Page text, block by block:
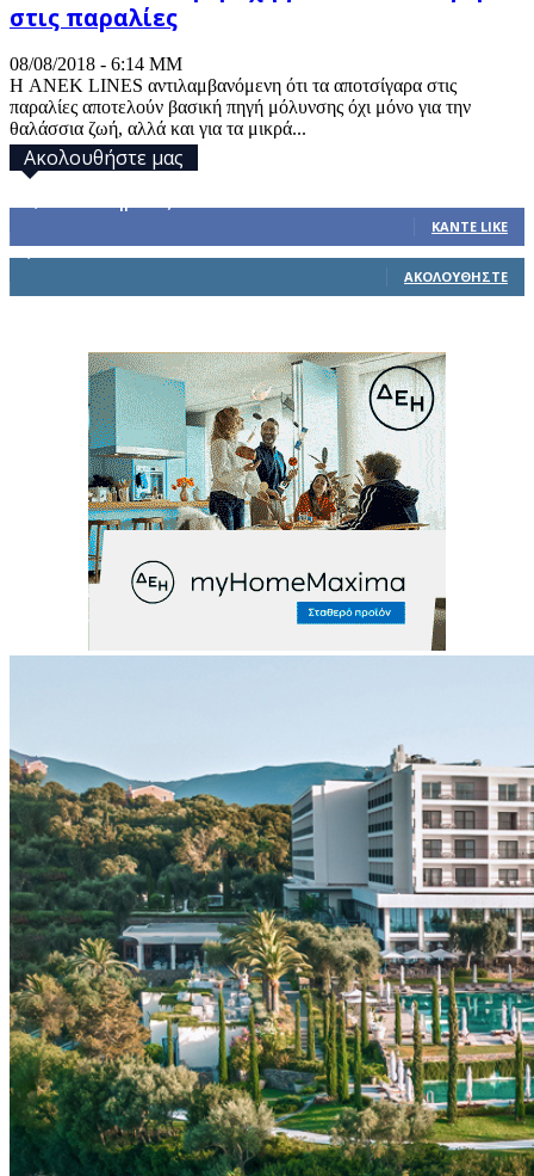
στις παραλίες
08/08/2018 - 6:14 ΜΜ
H ΑΝΕΚ LINES αντιλαμβανόμενη ότι τα αποτσίγαρα στις
παραλίες αποτελούν βασική πηγή μόλυνσης όχι μόνο για την
θαλάσσια ζωή, αλλά και για τα μικρά...
Ακολουθήστε μας
ΚΆΝΤΕ LIKE
ΑΚΟΛΟΥΘΉΣΤΕ